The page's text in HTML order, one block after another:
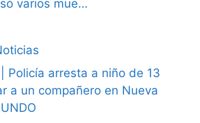
varios mue…
Policía arresta a niño de 13
a un compañero en Nueva